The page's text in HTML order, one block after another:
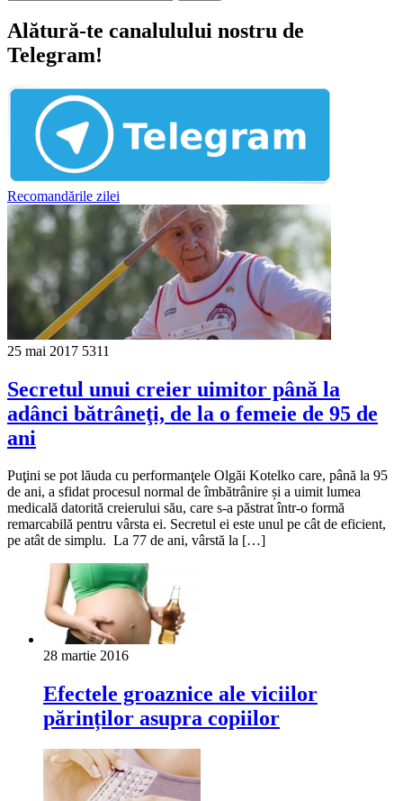
Alătură-te canalulului nostru de
Telegram!
Recomandările zilei
25 mai 2017 5311
Secretul unui creier uimitor până la
adânci bătrâneţi, de la o femeie de 95 de
ani
Puţini se pot lăuda cu performanţele Olgăi Kotelko care, până la 95
de ani, a sfidat procesul normal de îmbătrânire și a uimit lumea
medicală datorită creierului său, care s-a păstrat într-o formă
remarcabilă pentru vârsta ei. Secretul ei este unul pe cât de eficient,
pe atât de simplu. La 77 de ani, vârstă la […]
28 martie 2016
Efectele groaznice ale viciilor
părinților asupra copiilor